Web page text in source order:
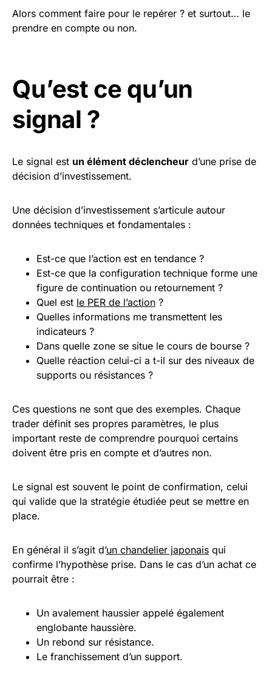
Alors comment faire pour le repérer ? et surtout… le
prendre en compte ou non.
Qu’est ce qu’un
signal ?
Le signal est un élément déclencheur d’une prise de
décision d’investissement.
Une décision d’investissement s’articule autour
données techniques et fondamentales :
Est-ce que l’action est en tendance ?
Est-ce que la configuration technique forme une
figure de continuation ou retournement ?
Quel est le PER de l’action ?
Quelles informations me transmettent les
indicateurs ?
Dans quelle zone se situe le cours de bourse ?
Quelle réaction celui-ci a t-il sur des niveaux de
supports ou résistances ?
Ces questions ne sont que des exemples. Chaque
trader définit ses propres paramètres, le plus
important reste de comprendre pourquoi certains
doivent être pris en compte et d’autres non.
Le signal est souvent le point de confirmation, celui
qui valide que la stratégie étudiée peut se mettre en
place.
En général il s’agit d’un chandelier japonais qui
confirme l’hypothèse prise. Dans le cas d’un achat ce
pourrait être :
Un avalement haussier appelé également
englobante haussière.
Un rebond sur résistance.
Le franchissement d’un support.